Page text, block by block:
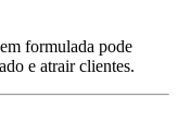
formulada pode
e atrair clientes.